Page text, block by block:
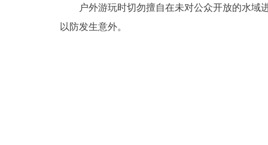
户外游玩时切勿擅自在未对公众开放的水域进
以防发生意外。